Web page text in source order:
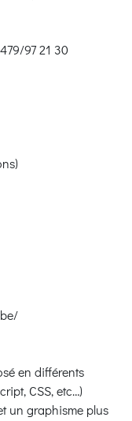
97 21 30
en différents
CSS, etc…)
un graphisme plus